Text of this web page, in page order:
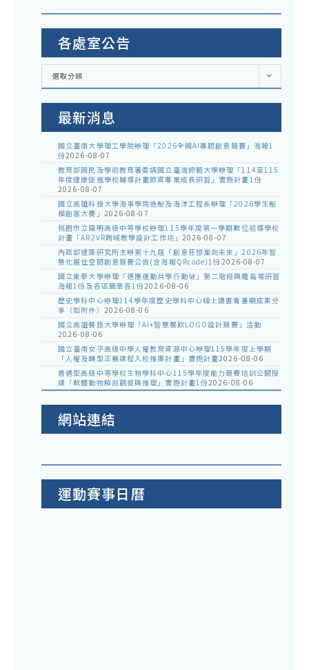
各處室公告
各
室
選取分類
最新消息
國立臺南大學理工學院辦理「2026全國AI專題創意競賽」海報1
份2026-08-07
教育部國民及學前教育署委請國立臺灣師範大學辦理「114至115
年度健康促進學校輔導計畫師資專業成長研習」實施計畫1份
2026-08-07
國立高雄科技大學海事學院造船及海洋工程系辦理「2026學生船
模創客大賽」 2026-08-07
桃園市立陽明高級中等學校辦理115學年度第一學期數位前導學校
計畫「AR2VR跨域教學設計工作坊」 2026-08-07
內政部建築研究所主辦第十九屆「創意狂想巢向未來」2026年智
慧化居住空間創意競賽公告(含海報QRcode)1份2026-08-07
國立東華大學辦理「適應運動共學行動站」第二階段與離島場研習
海報1份及各區簡章各1份2026-08-06
歷史學科中心辦理114學年度歷史學科中心線上讀書會暑期成果分
享（如附件） 2026-08-06
國立高雄餐旅大學辦理「AI+智慧餐飲LOGO設計競賽」活動
2026-08-06
國立臺南女子高級中學人權教育資源中心辦理115學年度上學期
「人權及轉型正義課程入校推廣計畫」實施計畫2026-08-06
普通型高級中等學校生物學科中心115學年度能力競賽培訓公開授
課「軟體動物解剖觀察與推理」實施計畫1份2026-08-06
網站連結
運動賽事日曆